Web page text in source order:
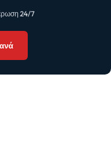
24/7